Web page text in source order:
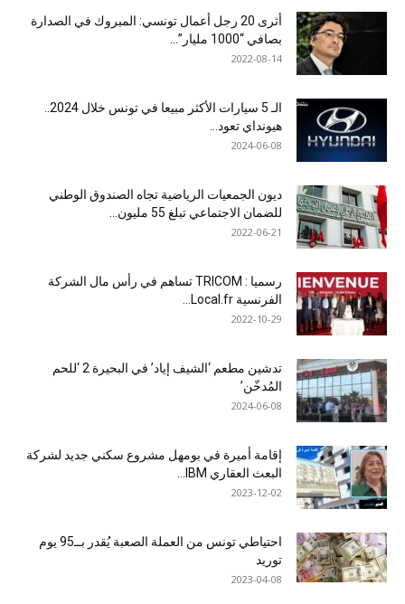
أثرى 20 رجل أعمال تونسي: المبروك في الصدارة
بصافي “1000 مليار”...
2022-08-14
هيونداي تعود...
2024-06-08
ديون الجمعيات الرياضية تجاه الصندوق الوطني
للضمان الاجتماعي تبلغ 55 مليون...
2022-06-21
رسميا : TRICOM تساهم في رأس مال الشركة
الفرنسية Local.fr...
2022-10-29
تدشين مطعم ‘الشيف إياد’ في البحيرة 2 ‘للحم
المُدخّن’
2024-06-08
إقامة أميرة في بومهل مشروع سكني جديد لشركة
البعث العقاري IBM...
2023-12-02
احتياطي تونس من العملة الصعبة يُقدر بــ95 يوم
توريد
2023-04-08